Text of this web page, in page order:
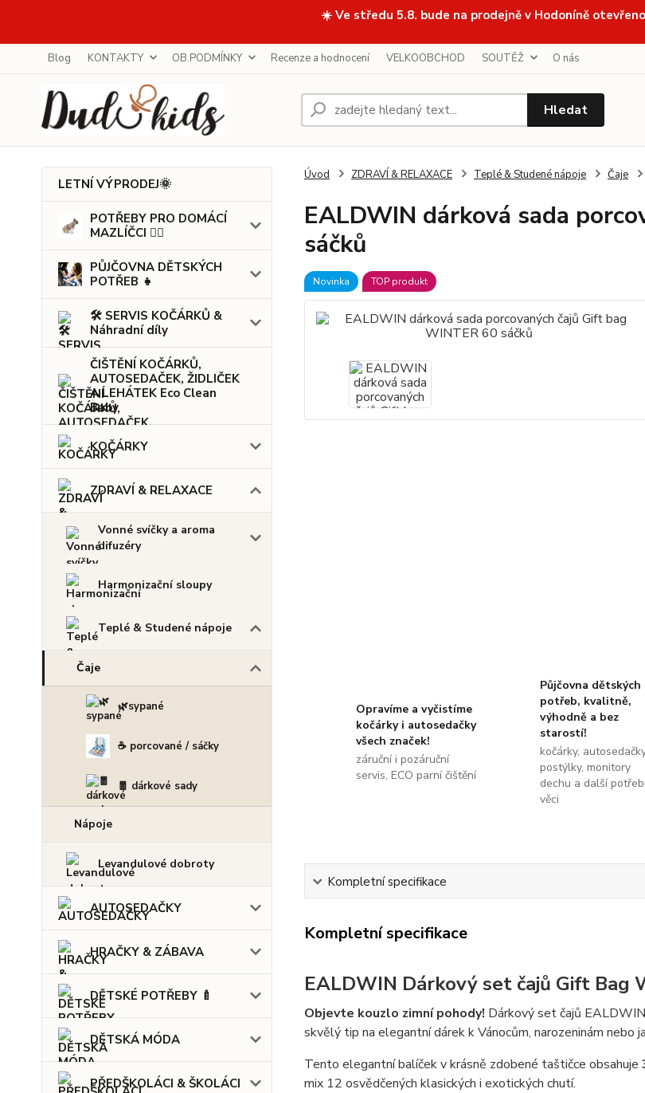
☀️ Ve středu 5.8. bude na prodejně v Hodoníně
Blog KONTAKTY OB.PODMÍNKY Recenze a hodnocení VELKOOBCHOD SOUTĚŽ O nás
Hledat
LETNÍ VÝPRODEJ🌞
POTŘEBY PRO DOMÁCÍ
MAZLÍČCI 🐕‍🦺
PŮJČOVNA DĚTSKÝCH
POTŘEB 👧
🛠️ SERVIS KOČÁRKŮ &
Náhradní díly
ČIŠTĚNÍ KOČÁRKŮ,
AUTOSEDAČEK, ŽIDLIČEK
A LEHÁTEK Eco Clean
Baby
KOČÁRKY
ZDRAVÍ & RELAXACE
Vonné svíčky a aroma
difuzéry
Harmonizační sloupy
Teplé & Studené nápoje
Čaje
🌿sypané
☕ porcované / sáčky
🧧 dárkové sady
Nápoje
Levandulové dobroty
AUTOSEDAČKY
HRAČKY & ZÁBAVA
DĚTSKÉ POTŘEBY 🍼
DĚTSKÁ MÓDA
PŘEDŠKOLÁCI & ŠKOLÁCI
Úvod ZDRAVÍ & RELAXACE Teplé & Studené nápoje Čaje
EALDWIN dárková sada
sáčků
Novinka TOP produkt
Opravíme a vyčistíme
kočárky i autosedačky
všech značek!
záruční i pozáruční
servis, ECO parní čištění
Půjčovna dětských
potřeb, kvalitně,
výhodně a bez
starostí!
kočárky,
postýlky, monitory
dechu a další
věci
Kompletní specifikace
Kompletní specifikace
EALDWIN Dárkový set čajů Gift Bag
Objevte kouzlo zimní pohody! Dárkový set čajů
skvělý tip na elegantní dárek k Vánocům, narozeninám nebo
Tento elegantní balíček v krásně zdobené taštičce obsahuje
mix 12 osvědčených klasických i exotických chutí.